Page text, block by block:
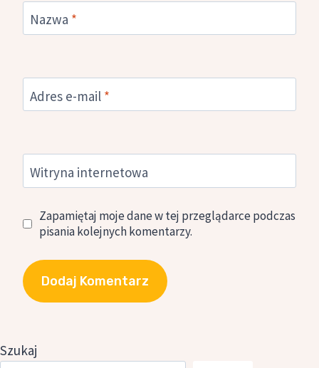
Nazwa *
Adres e-mail *
Witryna internetowa
Zapamiętaj moje dane w tej przeglądarce podczas
pisania kolejnych komentarzy.
Szukaj